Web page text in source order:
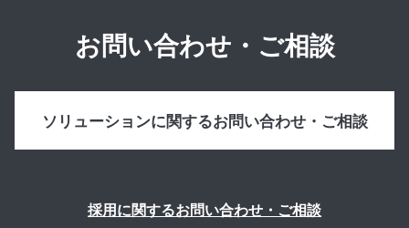
お問い合わせ・ご相談
ソリューションに関するお問い合わせ・ご相談
採用に関するお問い合わせ・ご相談